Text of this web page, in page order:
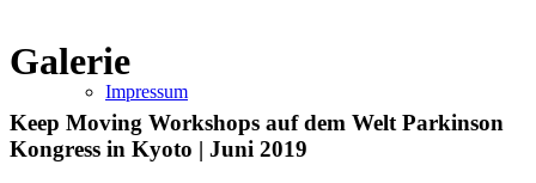
Impressum
Galerie
Keep Moving Workshops auf dem Welt Parkinson
Kongress in Kyoto | Juni 2019